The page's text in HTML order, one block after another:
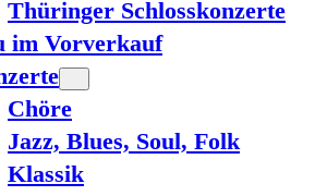
Thüringer Schlosskonzerte
im Vorverkauf
Chöre
Jazz, Blues, Soul, Folk
Klassik